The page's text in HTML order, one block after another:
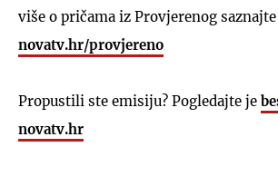
više o pričama iz Provjerenog
novatv.hr/provjereno
Propustili ste emisiju? Pogledajte je
novatv.hr